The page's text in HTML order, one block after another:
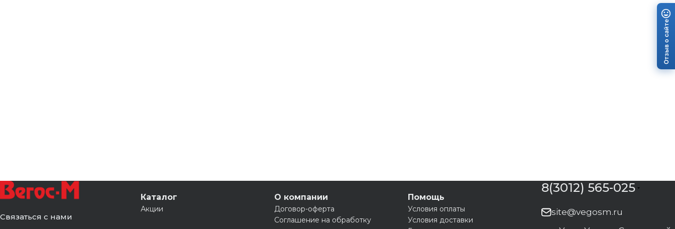
Связаться с нами
Каталог
Акции
О компании
Договор-оферта
Соглашение на обработку
Помощь
Условия оплаты
Условия доставки
8(3012) 565-025
site@vegosm.ru
Отзыв о сайте